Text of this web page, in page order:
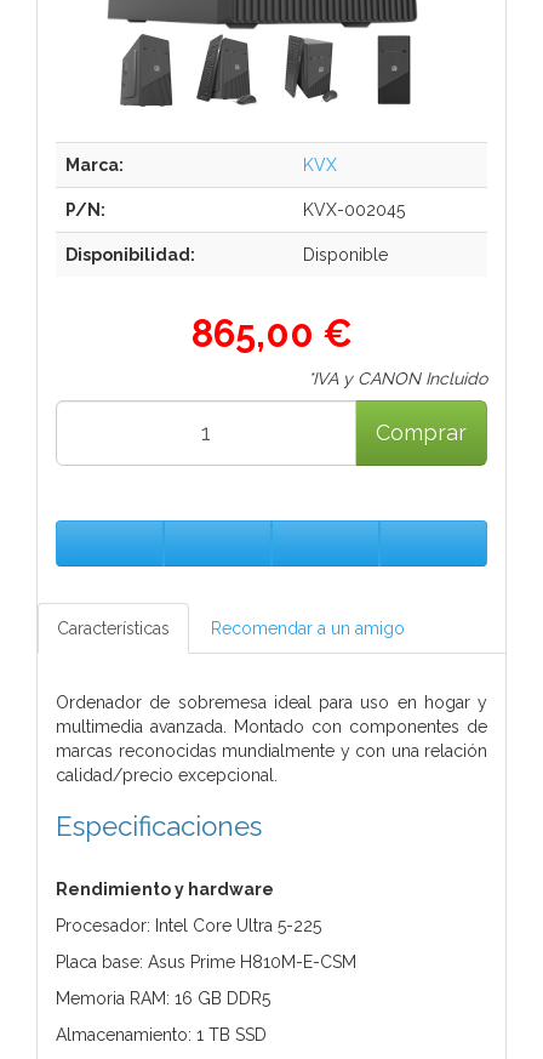
Marca: KVX
P/N: KVX-002045
Disponibilidad: Disponible
865,00 €
*IVA y CANON Incluido
Comprar
Características Recomendar a un amigo
Ordenador de sobremesa ideal para uso en hogar y
multimedia avanzada. Montado con componentes de
marcas reconocidas mundialmente y con una relación
calidad/precio excepcional.
Especificaciones
Rendimiento y hardware
Procesador: Intel Core Ultra 5-225
Placa base: Asus Prime H810M-E-CSM
Memoria RAM: 16 GB DDR5
Almacenamiento: 1 TB SSD